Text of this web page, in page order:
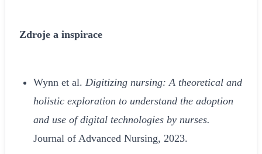
Zdroje a inspirace
Wynn et al. Digitizing nursing: A theoretical and
holistic exploration to understand the adoption
and use of digital technologies by nurses.
Journal of Advanced Nursing, 2023.